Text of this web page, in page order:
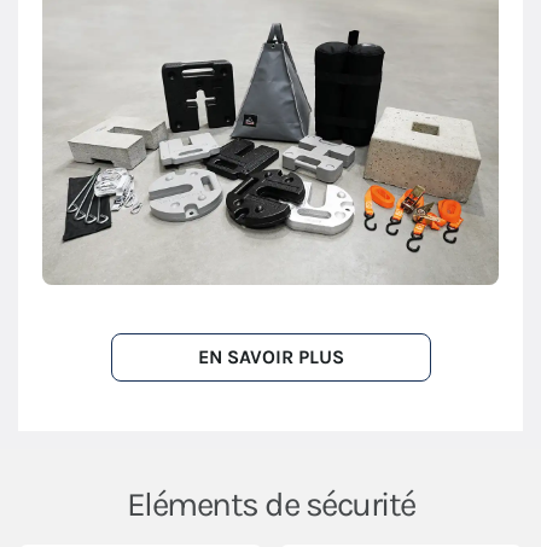
EN SAVOIR PLUS
Eléments de sécurité